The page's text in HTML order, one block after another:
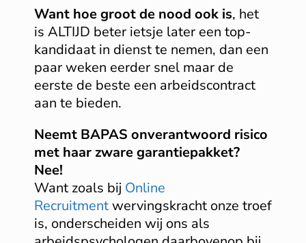
Want hoe groot de nood ook is, het
is ALTIJD beter ietsje later een top-
kandidaat in dienst te nemen, dan een
paar weken eerder snel maar de
eerste de beste een arbeidscontract
aan te bieden.
Neemt BAPAS onverantwoord risico
met haar zware garantiepakket?
Nee!
Want zoals bij Online
Recruitmentwervingskracht onze troef
is, onderscheiden wij ons als